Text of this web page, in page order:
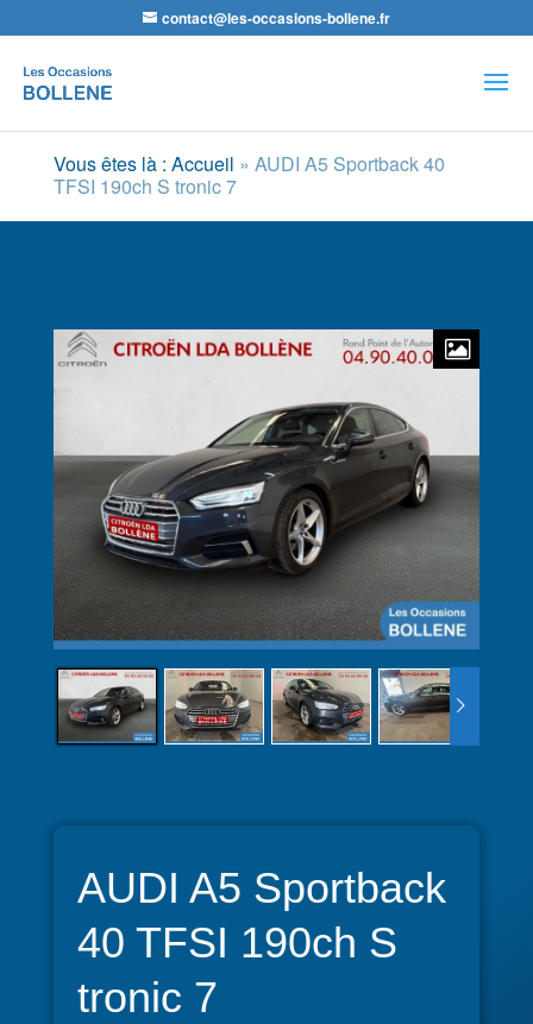
contact@les-occasions-bollene.fr
de
produits
Vous êtes là : Accueil » AUDI A5 Sportback 40
TFSI 190ch S tronic 7
AUDI A5 Sportback
40 TFSI 190ch S
tronic 7